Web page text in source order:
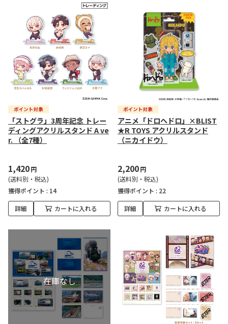
「ストグラ」3周年記念 トレー
ディングアクリルスタンド A ve
r. （全7種）
1,420円
(送料別・税込)
獲得ポイント : 14
詳細 カートに入れる
アニメ「ドロヘドロ」×BLIST
★R TOYS アクリルスタンド
（ニカイドウ）
2,200円
(送料別・税込)
獲得ポイント : 22
詳細 カートに入れる